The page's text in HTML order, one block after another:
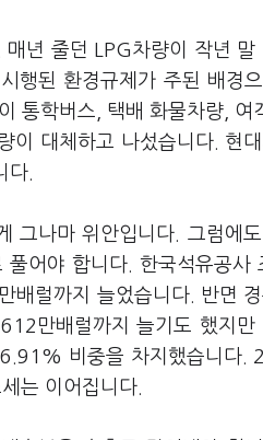
매년 줄던 LPG차량이 작년
된 환경규제가 주된 배경
통학버스, 택배 화물차량, 여
이 대체하고 나섰습니다. 현
다.
그나마 위안입니다. 그럼에
어야 합니다. 한국석유공사
럴까지 늘었습니다. 반면
만배럴까지 늘기도 했지만
비중을 차지했습니다.
는 이어집니다.